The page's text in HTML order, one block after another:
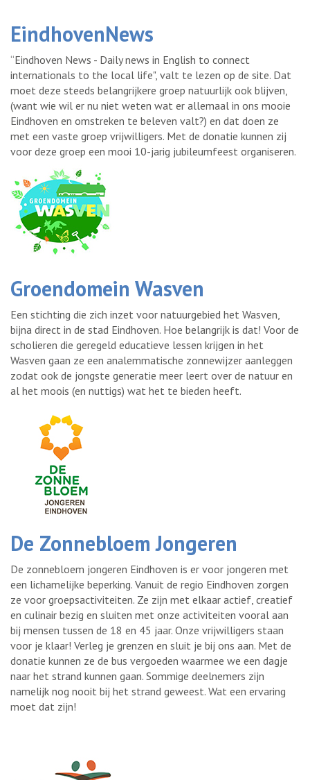
EindhovenNews
“Eindhoven News - Daily news in English to connect
internationals to the local life", valt te lezen op de site. Dat
moet deze steeds belangrijkere groep natuurlijk ook blijven,
(want wie wil er nu niet weten wat er allemaal in ons mooie
Eindhoven en omstreken te beleven valt?) en dat doen ze
met een vaste groep vrijwilligers. Met de donatie kunnen zij
voor deze groep een mooi 10-jarig jubileumfeest organiseren.
Groendomein Wasven
Een stichting die zich inzet voor natuurgebied het Wasven,
bijna direct in de stad Eindhoven. Hoe belangrijk is dat! Voor de
scholieren die geregeld educatieve lessen krijgen in het
Wasven gaan ze een analemmatische zonnewijzer aanleggen
zodat ook de jongste generatie meer leert over de natuur en
al het moois (en nuttigs) wat het te bieden heeft.
De Zonnebloem Jongeren
De zonnebloem jongeren Eindhoven is er voor jongeren met
een lichamelijke beperking. Vanuit de regio Eindhoven zorgen
ze voor groepsactiviteiten. Ze zijn met elkaar actief, creatief
en culinair bezig en sluiten met onze activiteiten vooral aan
bij mensen tussen de 18 en 45 jaar. Onze vrijwilligers staan
voor je klaar! Verleg je grenzen en sluit je bij ons aan. Met de
donatie kunnen ze de bus vergoeden waarmee we een dagje
naar het strand kunnen gaan. Sommige deelnemers zijn
namelijk nog nooit bij het strand geweest. Wat een ervaring
moet dat zijn!